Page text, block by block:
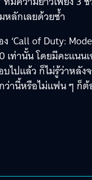
หลักเลยด้วยซ้ำ
of Duty:
เท่านั้น โดยมีคะแ
ไปแล้ว ก็ไม่รู้ว่าหลั
ว่านี้หรือไม่แฟน ๆ ก็